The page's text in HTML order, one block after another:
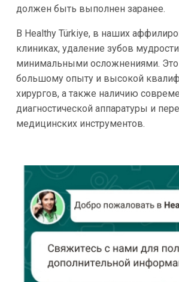
должен быть выполнен заранее.
В Healthy Türkiye, в наших
клиниках, удаление зубов
минимальными осложнениями. Это
большому опыту и высокой
хирургов, а также наличию
диагностической аппаратуры и
медицинских инструментов.